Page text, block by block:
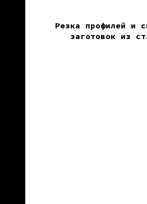
Резка профилей и
заготовок из